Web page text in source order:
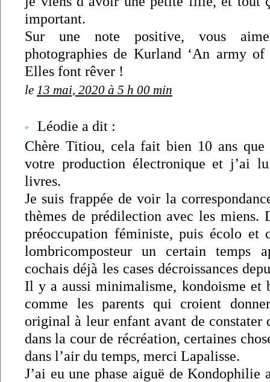
important.
Sur une note positive, vous
photographies de Kurland ‘An army of
Elles font rêver !
le 13 mai, 2020 à 5 h 00 min
Léodie a dit :
Chère Titiou, cela fait bien 10 ans
votre production électronique et j’ai
livres.
Je suis frappée de voir la
thèmes de prédilection avec les miens.
préoccupation féministe, puis écolo et
lombricomposteur un certain temps
cochais déjà les cases décroissances
Il y a aussi minimalisme, kondoisme et
comme les parents qui croient
original à leur enfant avant de constater
dans la cour de récréation, certaines
dans l’air du temps, merci Lapalisse.
J’ai eu une phase aiguë de Kondophilie